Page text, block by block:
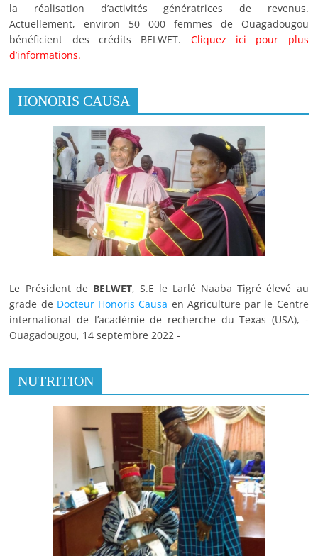
la réalisation d’activités génératrices de revenus.
Actuellement, environ 50 000 femmes de Ouagadougou
bénéficient des crédits BELWET. Cliquez ici pour plus
d’informations.
HONORIS CAUSA
Le Président de BELWET, S.E le Larlé Naaba Tigré élevé au
grade de Docteur Honoris Causa en Agriculture par le Centre
international de l’académie de recherche du Texas (USA), -
Ouagadougou, 14 septembre 2022 -
NUTRITION